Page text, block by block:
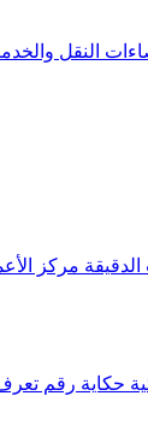
النقل
مركز
حكاية رقم